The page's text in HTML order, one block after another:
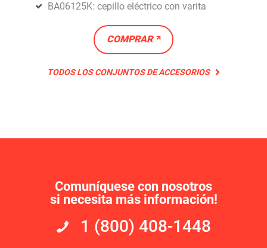
BA06125K: cepillo eléctrico con varita
COMPRAR
TODOS LOS CONJUNTOS DE ACCESORIOS
Comuníquese con nosotros
si necesita más información!
1 (800) 408-1448